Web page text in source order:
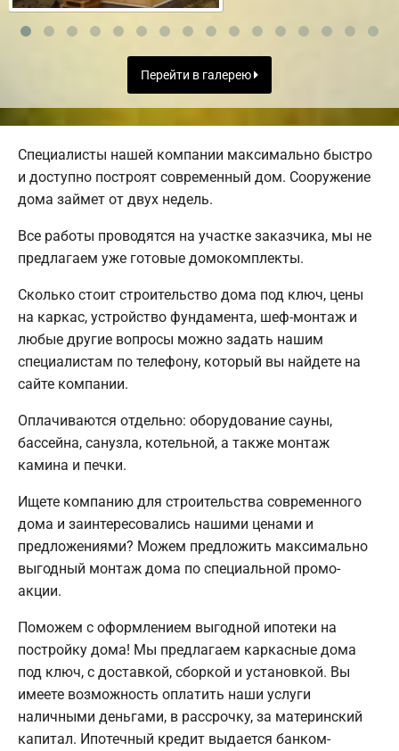
Перейти в галерею
Специалисты нашей компании максимально быстро
и доступно построят современный дом. Сооружение
дома займет от двух недель.
Все работы проводятся на участке заказчика, мы не
предлагаем уже готовые домокомплекты.
Сколько стоит строительство дома под ключ, цены
на каркас, устройство фундамента, шеф-монтаж и
любые другие вопросы можно задать нашим
специалистам по телефону, который вы найдете на
сайте компании.
Оплачиваются отдельно: оборудование сауны,
бассейна, санузла, котельной, а также монтаж
камина и печки.
Ищете компанию для строительства современного
дома и заинтересовались нашими ценами и
предложениями? Можем предложить максимально
выгодный монтаж дома по специальной промо-
акции.
Поможем с оформлением выгодной ипотеки на
постройку дома! Мы предлагаем каркасные дома
под ключ, с доставкой, сборкой и установкой. Вы
имеете возможность оплатить наши услуги
наличными деньгами, в рассрочку, за материнский
капитал. Ипотечный кредит выдается банком-